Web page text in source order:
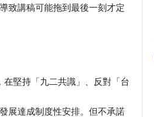
致講稿可能拖到最後一刻才定
堅持「九二共識」、反對「台
展達成制度性安排。但不承諾